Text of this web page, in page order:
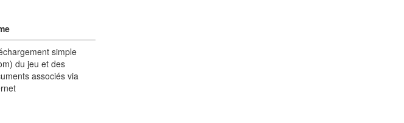
simple
du jeu et des
associés via